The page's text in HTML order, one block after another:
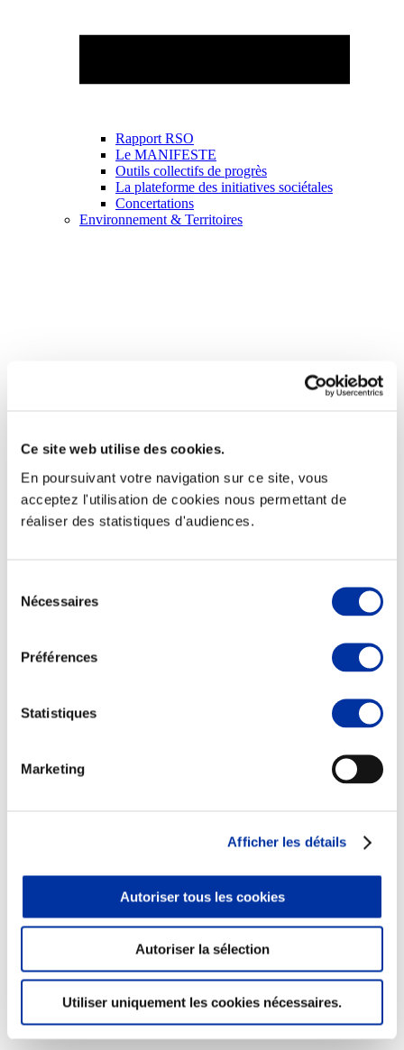
Ce site web utilise des cookies.
En poursuivant votre navigation sur ce site, vous
acceptez l'utilisation de cookies nous permettant de
réaliser des statistiques d'audiences.
Nécessaires
Préférences
Statistiques
Marketing
Afficher les détails
Autoriser tous les cookies
Autoriser la sélection
Utiliser uniquement les cookies nécessaires.
Rapport RSO
Le MANIFESTE
Outils collectifs de progrès
La plateforme des initiatives sociétales
Concertations
Environnement & Territoires
Viande et climat
Valorisation de l’herbe
Bien-être, Protection et Santé des animaux
Elevage
Transport – mise en marché
Partenaire Climat
Alimentation de qualité, raisonnée et durable